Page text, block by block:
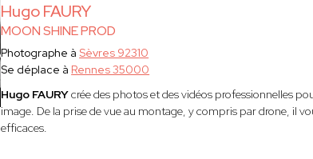
Hugo FAURY
MOON SHINE PROD
Photographe àSèvres 92310
Se déplace à Rennes 35000
Hugo FAURYcrée des photos et des vidéos professionnelles
image. De la prise de vue au montage, y compris par drone, il
efficaces.